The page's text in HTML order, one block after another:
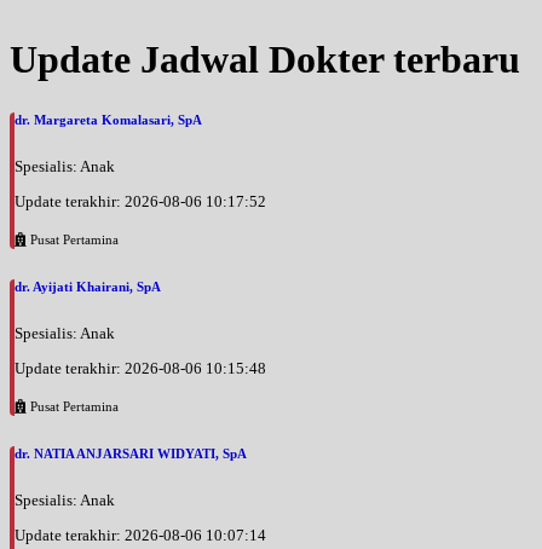
Update Jadwal Dokter terbaru
dr. Margareta Komalasari, SpA
Spesialis: Anak
Update terakhir: 2026-08-06 10:17:52
Pusat Pertamina
dr. Ayijati Khairani, SpA
Spesialis: Anak
Update terakhir: 2026-08-06 10:15:48
Pusat Pertamina
dr. NATIA ANJARSARI WIDYATI, SpA
Spesialis: Anak
Update terakhir: 2026-08-06 10:07:14